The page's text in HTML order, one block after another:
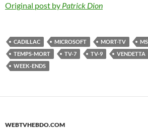
Original post by Patrick Dion
CADILLAC MICROSOFT MORT-TV
TEMPS-MORT
TV-7 TV-9 VENDETTA
WEEK-ENDS
WEBTVHEBDO.COM